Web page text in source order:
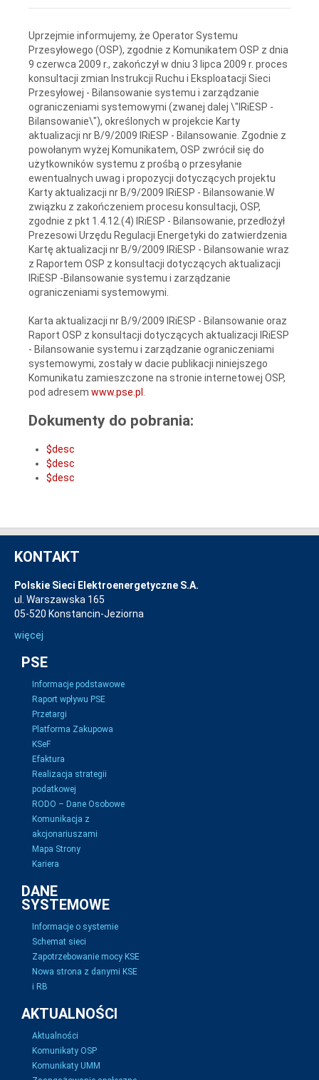
Uprzejmie informujemy, że Operator Systemu
Przesyłowego (OSP), zgodnie z Komunikatem OSP z dnia
9 czerwca 2009 r., zakończył w dniu 3 lipca 2009 r. proces
konsultacji zmian Instrukcji Ruchu i Eksploatacji Sieci
Przesyłowej - Bilansowanie systemu i zarządzanie
ograniczeniami systemowymi (zwanej dalej \"IRiESP -
Bilansowanie\"), określonych w projekcie Karty
aktualizacji nr B/9/2009 IRiESP - Bilansowanie. Zgodnie z
powołanym wyżej Komunikatem, OSP zwrócił się do
użytkowników systemu z prośbą o przesyłanie
ewentualnych uwag i propozycji dotyczących projektu
Karty aktualizacji nr B/9/2009 IRiESP - Bilansowanie.W
związku z zakończeniem procesu konsultacji, OSP,
zgodnie z pkt 1.4.12.(4) IRiESP - Bilansowanie, przedłożył
Prezesowi Urzędu Regulacji Energetyki do zatwierdzenia
Kartę aktualizacji nr B/9/2009 IRiESP - Bilansowanie wraz
z Raportem OSP z konsultacji dotyczących aktualizacji
IRiESP -Bilansowanie systemu i zarządzanie
ograniczeniami systemowymi.
Karta aktualizacji nr B/9/2009 IRiESP - Bilansowanie oraz
Raport OSP z konsultacji dotyczących aktualizacji IRiESP
- Bilansowanie systemu i zarządzanie ograniczeniami
systemowymi, zostały w dacie publikacji niniejszego
Komunikatu zamieszczone na stronie internetowej OSP,
pod adresem www.pse.pl
Dokumenty do pobrania:
$desc
$desc
$desc
KONTAKT
Polskie Sieci Elektroenergetyczne S.A.
ul. Warszawska 165
05-520 Konstancin-Jeziorna
więcej
PSE
Informacje podstawowe
Raport wpływu PSE
Przetargi
Platforma Zakupowa
KSeF
Efaktura
Realizacja strategii
podatkowej
RODO – Dane Osobowe
Komunikacja z
akcjonariuszami
Mapa Strony
Kariera
DANE
SYSTEMOWE
Informacje o systemie
Schemat sieci
Zapotrzebowanie mocy KSE
Nowa strona z danymi KSE
i RB
AKTUALNOŚCI
Aktualności
Komunikaty OSP
Komunikaty UMM